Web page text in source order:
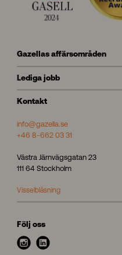
Gazellas affärsområden
Lediga jobb
Kontakt
info@gazella.se
+46 8-662 03 31
Västra Järnvägsgatan 23
111 64 Stockholm
Visselblåsning
Följ oss
i
l